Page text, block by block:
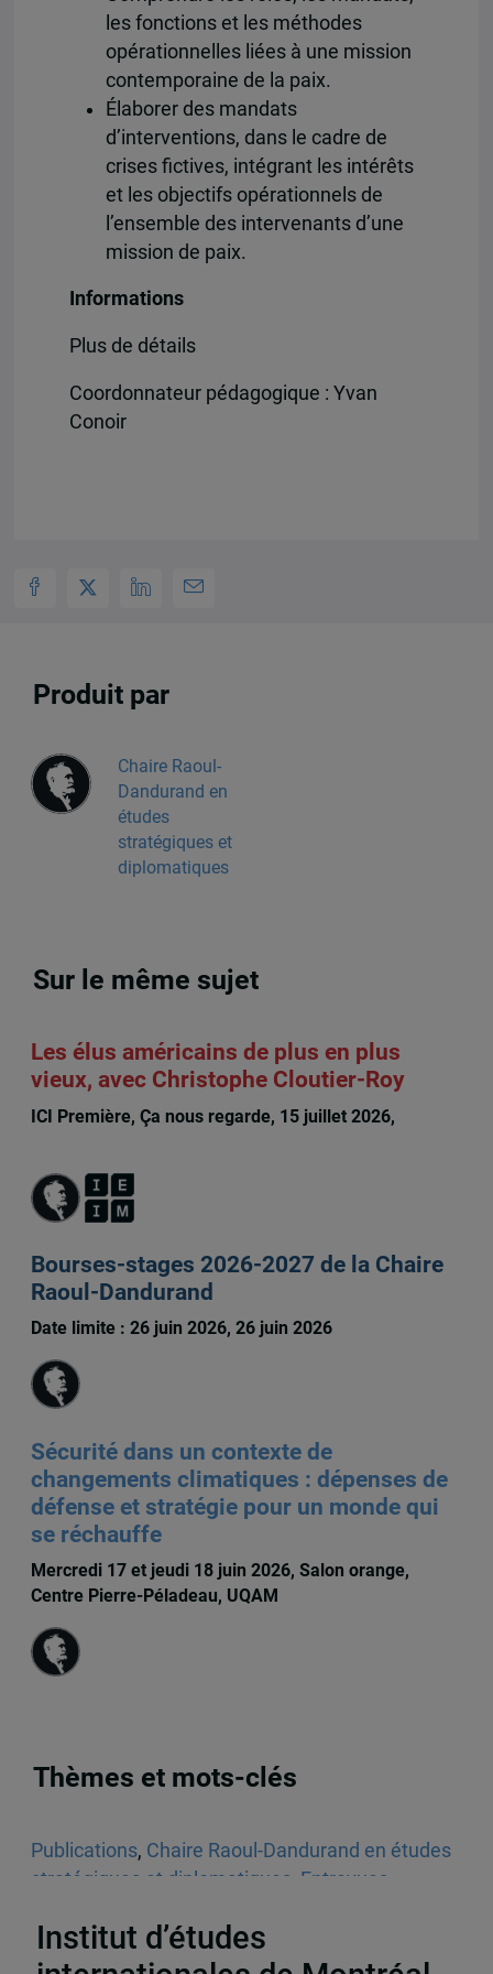
les fonctions et les méthodes
opérationnelles liées à une mission
contemporaine de la paix.
Élaborer des mandats
d’interventions, dans le cadre de
crises fictives, intégrant les intérêts
et les objectifs opérationnels de
l’ensemble des intervenants d’une
mission de paix.
Informations
Plus de détails
Coordonnateur pédagogique : Yvan
Conoir
Produit par
Chaire Raoul-
Dandurand en
études
stratégiques et
diplomatiques
Sur le même sujet
Les élus américains de plus en plus
vieux, avec Christophe Cloutier-Roy
ICI Première, Ça nous regarde, 15 juillet 2026,
Bourses-stages 2026-2027 de la Chaire
Raoul-Dandurand
Date limite : 26 juin 2026, 26 juin 2026
Sécurité dans un contexte de
changements climatiques : dépenses de
défense et stratégie pour un monde qui
se réchauffe
Mercredi 17 et jeudi 18 juin 2026, Salon orange,
Centre Pierre-Péladeau, UQAM
Thèmes et mots-clés
Publications, Chaire Raoul-Dandurand en études
stratégiques et diplomatiques Entrevues
Institut d’études